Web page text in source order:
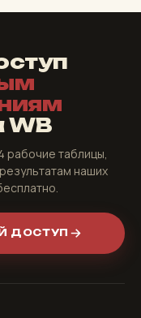
WB
рабочие таблицы,
наших
ДОСТУП